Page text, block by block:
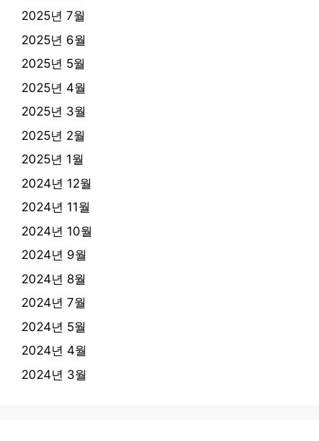
2025년 7월
2025년 6월
2025년 5월
2025년 4월
2025년 3월
2025년 2월
2025년 1월
2024년 12월
2024년 11월
2024년 10월
2024년 9월
2024년 8월
2024년 7월
2024년 5월
2024년 4월
2024년 3월